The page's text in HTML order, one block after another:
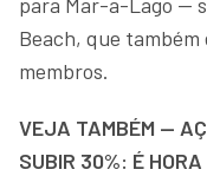
Beach, que
membros.
VEJA TAMBÉM —
SUBIR 30%: É